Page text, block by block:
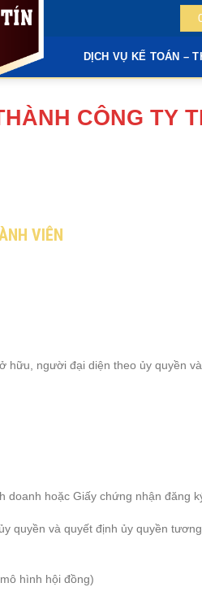
DỊCH VỤ KẾ TOÁN –
CÔNG TY
VIÊN
người đại diện theo ủy quyền
hoặc Giấy chứng nhận đăng
quyền và quyết định ủy quyền
hình hội đồng)